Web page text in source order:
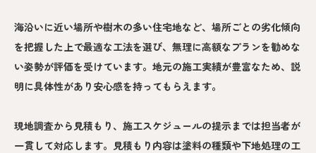
海沿いに近い場所や樹木の多い住宅地など、場所ごとの劣化傾向
を把握した上で最適な工法を選び、無理に高額なプランを勧めな
い姿勢が評価を受けています。地元の施工実績が豊富なため、説
明に具体性があり安心感を持ってもらえます。
現地調査から見積もり、施工スケジュールの提示までは担当者が
一貫して対応します。見積もり内容は塗料の種類や下地処理の工